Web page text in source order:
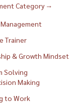
Category →
Trainer
& Growth Mindset
Solving
Making
to Work